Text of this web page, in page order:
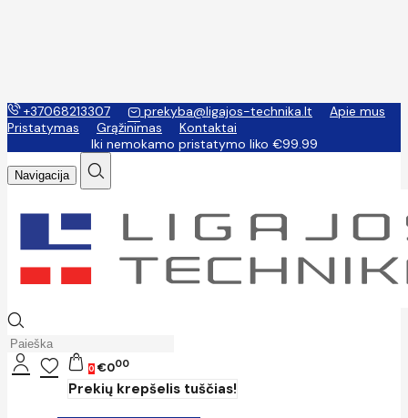
+37068213307 prekyba@ligajos-technika.lt
Apie mus
Pristatymas
Grąžinimas
Kontaktai
Iki nemokamo pristatymo liko €99.99
Navigacija
0 €000
Prekių krepšelis tuščias!